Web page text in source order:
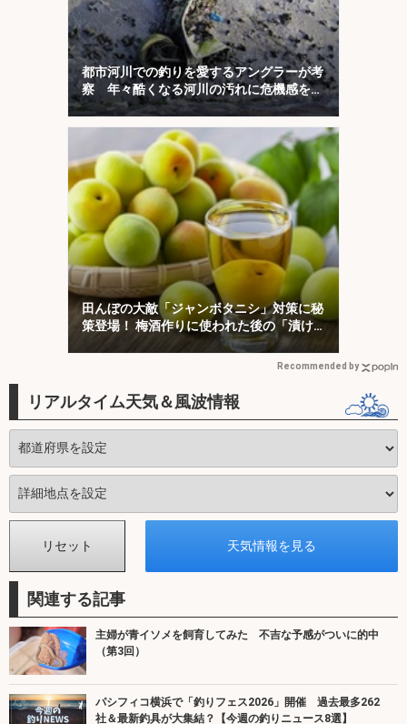
都市河川での釣りを愛するアングラーが考
察 年々酷くなる河川の汚れに危機感を持
とう
田んぼの大敵「ジャンボタニシ」対策に秘
策登場！ 梅酒作りに使われた後の「漬け
梅」が効く？
Recommended by
リアルタイム天気＆風波情報
関連する記事
主婦が青イソメを飼育してみた 不吉な予感がついに的中
（第3回）
パシフィコ横浜で「釣りフェス2026」開催 過去最多262
社＆最新釣具が大集結？【今週の釣りニュース8選】